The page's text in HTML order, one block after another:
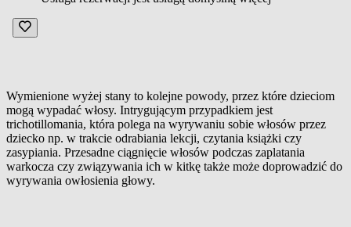
Wymienione wyżej stany to kolejne powody, przez które dzieciom
mogą wypadać włosy. Intrygującym przypadkiem jest
trichotillomania, która polega na wyrywaniu sobie włosów przez
dziecko np. w trakcie odrabiania lekcji, czytania książki czy
zasypiania. Przesadne ciągnięcie włosów podczas zaplatania
warkocza czy związywania ich w kitkę także może doprowadzić do
wyrywania owłosienia głowy.